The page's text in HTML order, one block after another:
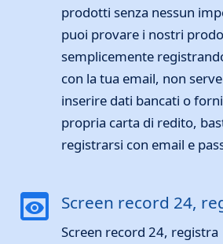
prodotti senza nessun
puoi provare i nostri
semplicemente
con la tua email, non serve
inserire dati bancati o
propria carta di redito,
registrarsi con email e
preview Screen record 24,
Screen record 24, registra